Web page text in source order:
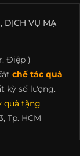
DỊCH VỤ MẠ
Điệp )
chế tác quà
kỳ số lượng.
quà tặng
Tp. HCM